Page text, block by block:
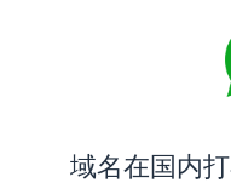
域名在国内